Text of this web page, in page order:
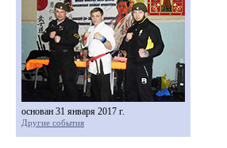
основан 31 января 2017 г.
Другие события